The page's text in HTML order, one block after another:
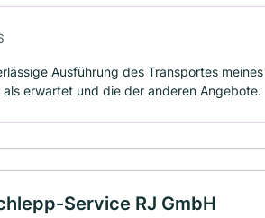
Ausführung des Transportes
erwartet und die der anderen Angebote.
Service RJ GmbH